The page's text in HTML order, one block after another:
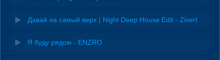
Давай на самый верх | Night Deep House Edit - Zivert
Я буду рядом - ENZRO